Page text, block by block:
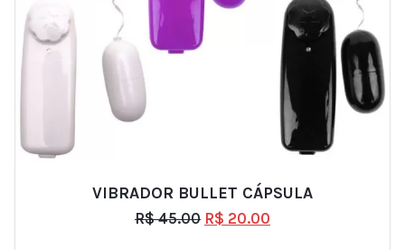
VIBRADOR BULLET CÁPSULA
R$45.00 R$ 20.00